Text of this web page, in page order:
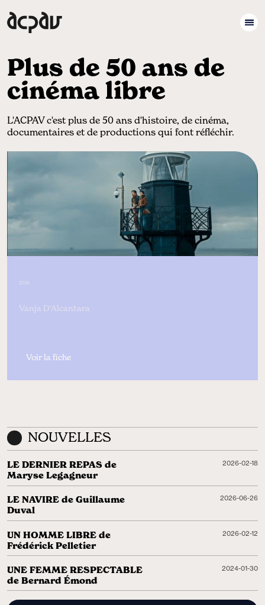
Plus de 50 ans de
cinéma libre
L'ACPAV c'est plus de 50 ans d'histoire, de cinéma,
documentaires et de productions qui font réfléchir.
Vanja D'Alcantara
Voir la fiche
NOUVELLES
LE DERNIER REPAS de
Maryse Legagneur
2026-02-18
LE NAVIRE de Guillaume
Duval
2026-06-26
UN HOMME LIBRE de
Frédérick Pelletier
2026-02-12
UNE FEMME RESPECTABLE
de Bernard Émond
2024-01-30